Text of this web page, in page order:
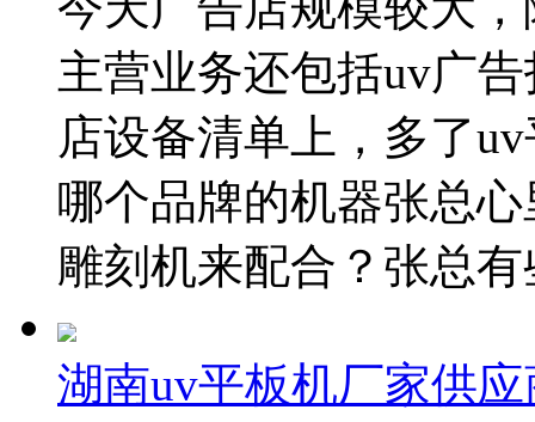
主营业务还包括uv广
店设备清单上，多了
哪个品牌的机器张总
雕刻机来配合？张总
湖南uv平板机厂家供